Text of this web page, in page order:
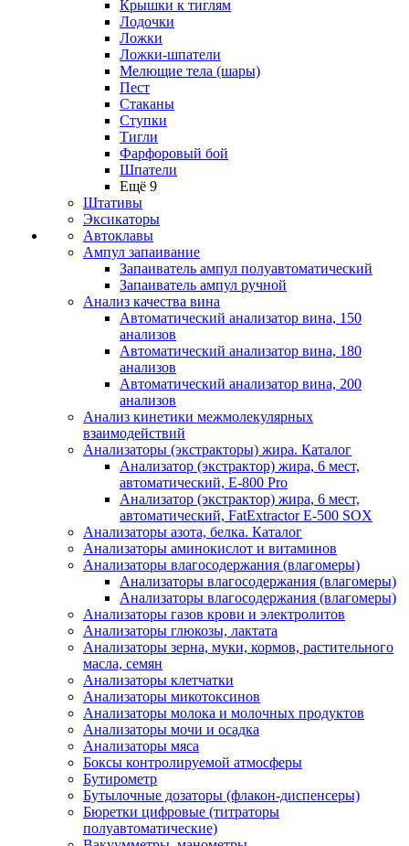
Крышки к тиглям
Лодочки
Ложки
Ложки-шпатели
Мелющие тела (шары)
Пест
Стаканы
Ступки
Тигли
Фарфоровый бой
Шпатели
Ещё 9
Штативы
Эксикаторы
Автоклавы
Ампул запаивание
Запаиватель ампул полуавтоматический
Запаиватель ампул ручной
Анализ качества вина
Автоматический анализатор вина, 150
анализов
Автоматический анализатор вина, 180
анализов
Автоматический анализатор вина, 200
анализов
Анализ кинетики межмолекулярных
взаимодействий
Анализаторы (экстракторы) жира. Каталог
Анализатор (экстрактор) жира, 6 мест,
автоматический, E-800 Pro
Анализатор (экстрактор) жира, 6 мест,
автоматический, FatExtractor E-500 SOX
Анализаторы азота, белка. Каталог
Анализаторы аминокислот и витаминов
Анализаторы влагосодержания (влагомеры)
Анализаторы влагосодержания (влагомеры)
Анализаторы влагосодержания (влагомеры)
Анализаторы газов крови и электролитов
Анализаторы глюкозы, лактата
Анализаторы зерна, муки, кормов, растительного
масла, семян
Анализаторы клетчатки
Анализаторы микотоксинов
Анализаторы молока и молочных продуктов
Анализаторы мочи и осадка
Анализаторы мяса
Боксы контролируемой атмосферы
Бутирометр
Бутылочные дозаторы (флакон-диспенсеры)
Бюретки цифровые (титраторы
полуавтоматические)